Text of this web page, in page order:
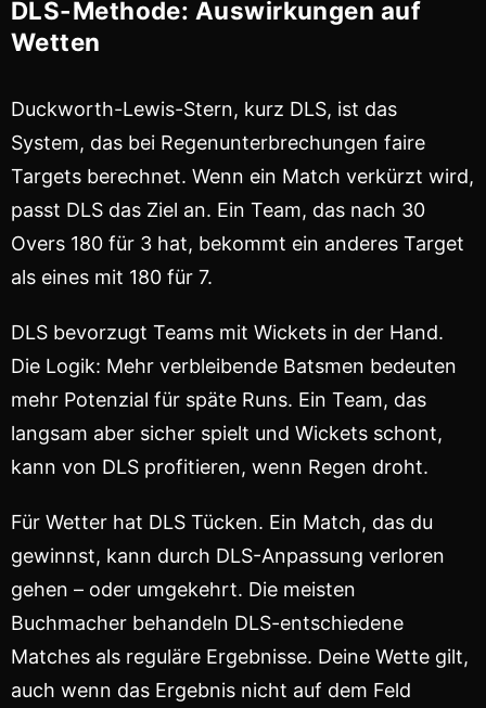
DLS-Methode: Auswirkungen auf
Wetten
Duckworth-Lewis-Stern, kurz DLS, ist das
System, das bei Regenunterbrechungen faire
Targets berechnet. Wenn ein Match verkürzt wird,
passt DLS das Ziel an. Ein Team, das nach 30
Overs 180 für 3 hat, bekommt ein anderes Target
als eines mit 180 für 7.
DLS bevorzugt Teams mit Wickets in der Hand.
Die Logik: Mehr verbleibende Batsmen bedeuten
mehr Potenzial für späte Runs. Ein Team, das
langsam aber sicher spielt und Wickets schont,
kann von DLS profitieren, wenn Regen droht.
Für Wetter hat DLS Tücken. Ein Match, das du
gewinnst, kann durch DLS-Anpassung verloren
gehen – oder umgekehrt. Die meisten
Buchmacher behandeln DLS-entschiedene
Matches als reguläre Ergebnisse. Deine Wette gilt,
auch wenn das Ergebnis nicht auf dem Feld